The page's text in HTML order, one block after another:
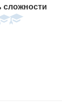
сложности